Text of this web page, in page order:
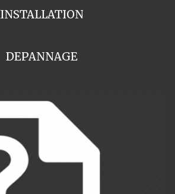
INSTALLATION
DEPANNAGE